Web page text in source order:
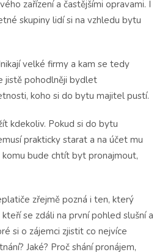
zařízení a častějšími opravami. I
skupiny lidí si na vzhledu bytu
velké firmy a kam se tedy
jistě pohodlněji bydlet
koho si do bytu majitel pustí.
kdekoliv. Pokud si do bytu
prakticky starat a na účet mu
komu bude chtít byt pronajmout,
zřejmě pozná i ten, který
se zdáli na první pohled slušní a
si o zájemci zjistit co nejvíce
Jaké? Proč shání pronájem,